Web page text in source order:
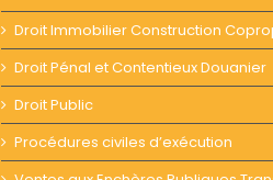
Droit Immobilier Construction
Droit Pénal et Contentieux Douanier
Droit Public
Procédures civiles d’exécution